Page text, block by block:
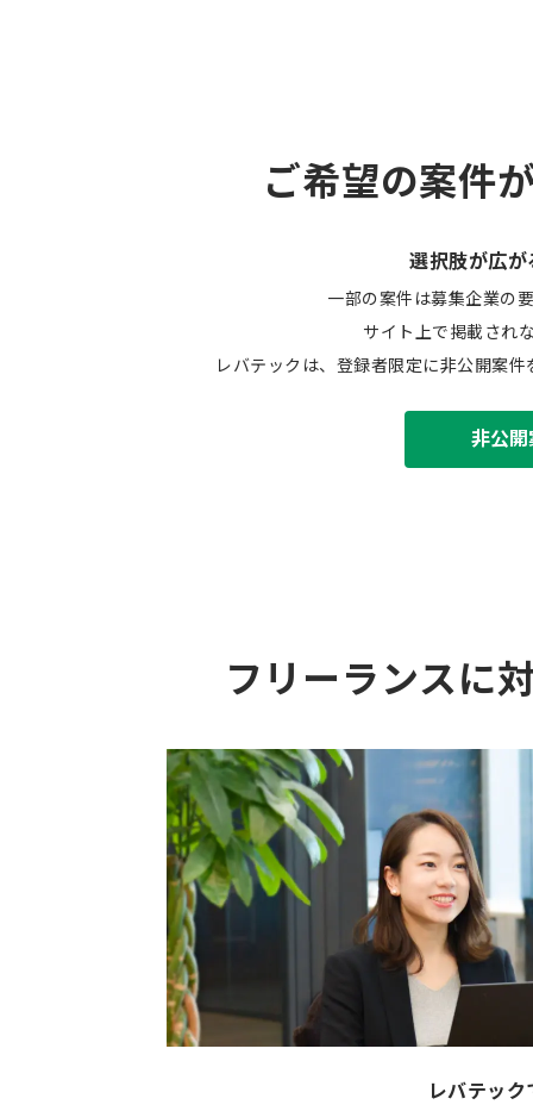
ご希望の案件
選択肢が広が
一部の案件は募集企業の
サイト上で掲載され
レバテックは、登録者限定に非公開案
非公
フリーランスに
レバテッ